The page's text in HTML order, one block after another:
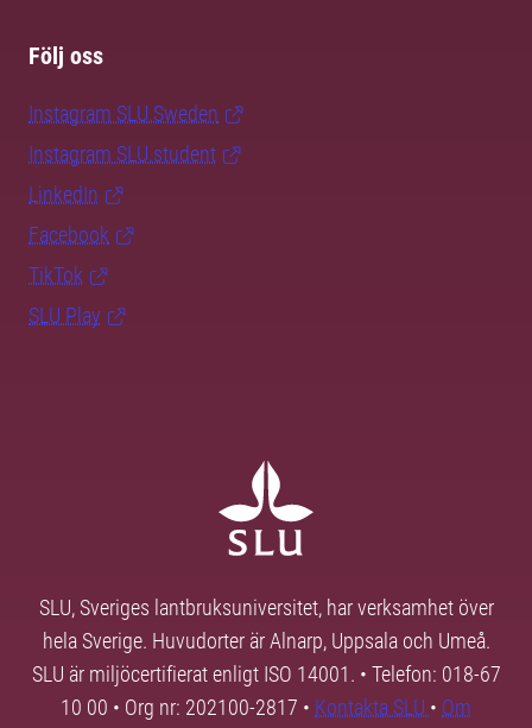
Följ oss
Instagram SLU.Sweden
Instagram SLU.student
LinkedIn
Facebook
TikTok
SLU Play
SLU, Sveriges lantbruksuniversitet, har verksamhet över
hela Sverige. Huvudorter är Alnarp, Uppsala och Umeå.
SLU är miljöcertifierat enligt ISO 14001. • Telefon: 018-67
10 00 • Org nr: 202100-2817 • Kontakta SLU • Om